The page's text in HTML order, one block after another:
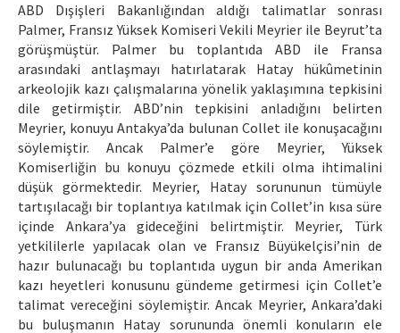
ABD Dışişleri Bakanlığından aldığı talimatlar sonrası
Palmer, Fransız Yüksek Komiseri Vekili Meyrier ile Beyrut’ta
görüşmüştür. Palmer bu toplantıda ABD ile Fransa
arasındaki antlaşmayı hatırlatarak Hatay hükûmetinin
arkeolojik kazı çalışmalarına yönelik yaklaşımına tepkisini
dile getirmiştir. ABD’nin tepkisini anladığını belirten
Meyrier, konuyu Antakya’da bulunan Collet ile konuşacağını
söylemiştir. Ancak Palmer’e göre Meyrier, Yüksek
Komiserliğin bu konuyu çözmede etkili olma ihtimalini
düşük görmektedir. Meyrier, Hatay sorununun tümüyle
tartışılacağı bir toplantıya katılmak için Collet’in kısa süre
içinde Ankara’ya gideceğini belirtmiştir. Meyrier, Türk
yetkililerle yapılacak olan ve Fransız Büyükelçisi’nin de
hazır bulunacağı bu toplantıda uygun bir anda Amerikan
kazı heyetleri konusunu gündeme getirmesi için Collet’e
talimat vereceğini söylemiştir. Ancak Meyrier, Ankara’daki
bu buluşmanın Hatay sorununda önemli konuların ele